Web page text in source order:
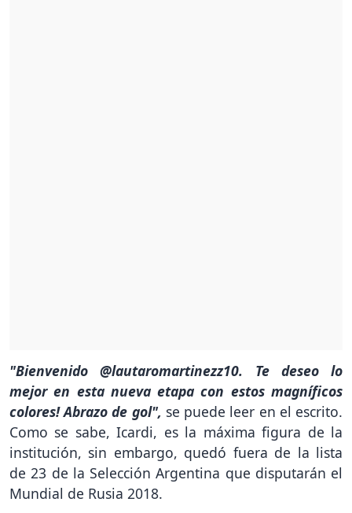
"Bienvenido @lautaromartinezz10. Te deseo lo
mejor en esta nueva etapa con estos magníficos
colores! Abrazo de gol", se puede leer en el escrito.
Como se sabe, Icardi, es la máxima figura de la
institución, sin embargo, quedó fuera de la lista
de 23 de la Selección Argentina que disputarán el
Mundial de Rusia 2018.